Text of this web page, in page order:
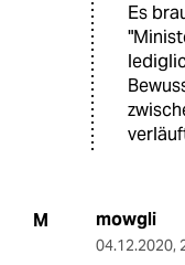
Es
M mowgli
04.12.2020,